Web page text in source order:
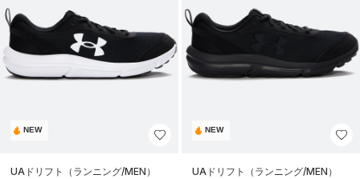
NEW
UAドリフト（ランニング/MEN）
NEW
UAドリフト（ランニング/MEN）